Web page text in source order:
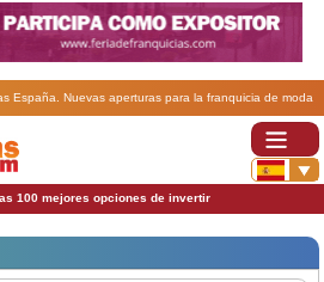
España. Nuevas aperturas para la franquicia de moda
100 mejores opciones de invertir